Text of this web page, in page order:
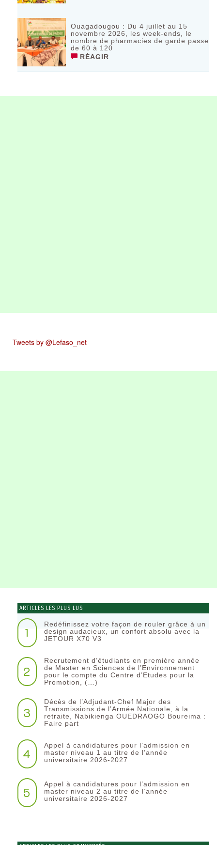
Ouagadougou : Du 4 juillet au 15
novembre 2026, les week-ends, le
nombre de pharmacies de garde passe
de 60 à 120
RÉAGIR
Tweets by @Lefaso_net
ARTICLES LES PLUS LUS
1
Redéfinissez votre façon de rouler grâce à un
design audacieux, un confort absolu avec la
JETOUR X70 V3
2
Recrutement d’étudiants en première année
de Master en Sciences de l’Environnement
pour le compte du Centre d’Etudes pour la
Promotion, (…)
3
Décès de l’Adjudant-Chef Major des
Transmissions de l’Armée Nationale, à la
retraite, Nabikienga OUEDRAOGO Boureima :
Faire part
4
Appel à candidatures pour l’admission en
master niveau 1 au titre de l’année
universitaire 2026-2027
5
Appel à candidatures pour l’admission en
master niveau 2 au titre de l’année
universitaire 2026-2027